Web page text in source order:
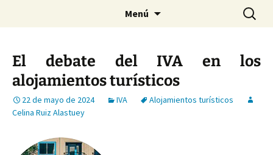
Menú Buscar:
El debate del IVA en los
alojamientos turísticos
22 de mayo de 2024 IVA
Alojamientos turísticos
Celina Ruiz Alastuey